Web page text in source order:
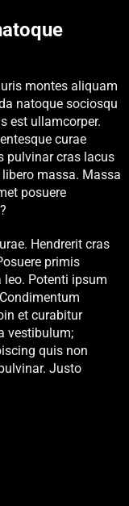
montes aliquam
natoque sociosqu
est ullamcorper.
curae
pulvinar cras lacus
massa. Massa
posuere
Hendrerit cras
primis
Potenti ipsum
et curabitur
vestibulum;
quis non
Justo